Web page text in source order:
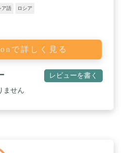
ア語 ロシア
で詳しく見る
レビューを書く
ません